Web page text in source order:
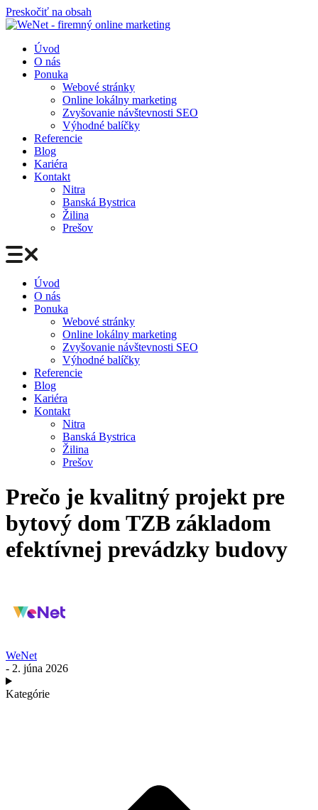
Preskočiť na obsah
Úvod
O nás
Ponuka
Webové stránky
Online lokálny marketing
Zvyšovanie návštevnosti SEO
Výhodné balíčky
Referencie
Blog
Kariéra
Kontakt
Nitra
Banská Bystrica
Žilina
Prešov
Úvod
O nás
Ponuka
Webové stránky
Online lokálny marketing
Zvyšovanie návštevnosti SEO
Výhodné balíčky
Referencie
Blog
Kariéra
Kontakt
Nitra
Banská Bystrica
Žilina
Prešov
Prečo je kvalitný projekt pre
bytový dom TZB základom
efektívnej prevádzky budovy
WeNet
- 2. júna 2026
Kategórie